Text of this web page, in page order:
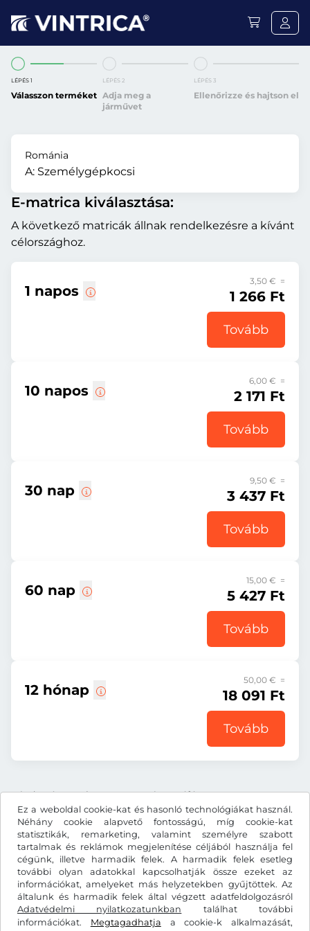
Ez a weboldal cookie-kat és hasonló technológiákat használ.
Néhány cookie alapvető fontosságú, míg cookie-kat
statisztikák, remarketing, valamint személyre szabott
tartalmak és reklámok megjelenítése céljából használja fel
cégünk, illetve harmadik felek. A harmadik felek esetleg
további olyan adatokkal kapcsolhatják össze ezeket az
információkat, amelyeket más helyzetekben gyűjtöttek. Az
általunk és harmadik felek által végzett adatfeldolgozásról
Adatvédelmi nyilatkozatunkban találhat további
információkat. Megtagadhatja a cookie-k alkalmazását,
LÉPÉS 1
Válasszon terméket
LÉPÉS 2
Adja meg a
járművet
LÉPÉS 3
Ellenőrizze és hajtson el
Románia
A: Személygépkocsi
E-matrica kiválasztása:
A következő matricák állnak rendelkezésre a kívánt
célországhoz.
1 napos
3,50 € =
1 266 Ft
Tovább
10 napos
6,00 € =
2 171 Ft
Tovább
30 nap
9,50 € =
3 437 Ft
Tovább
60 nap
15,00 € =
5 427 Ft
Tovább
12 hónap
50,00 € =
18 091 Ft
Tovább
Minden ár tartalmazza a törvényes áfát.
FtHUF
Facebook Instagram